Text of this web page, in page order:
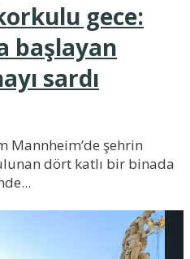
gece:
başlayan
sardı
Mannheim’de şehrin
dört katlı bir binada
...